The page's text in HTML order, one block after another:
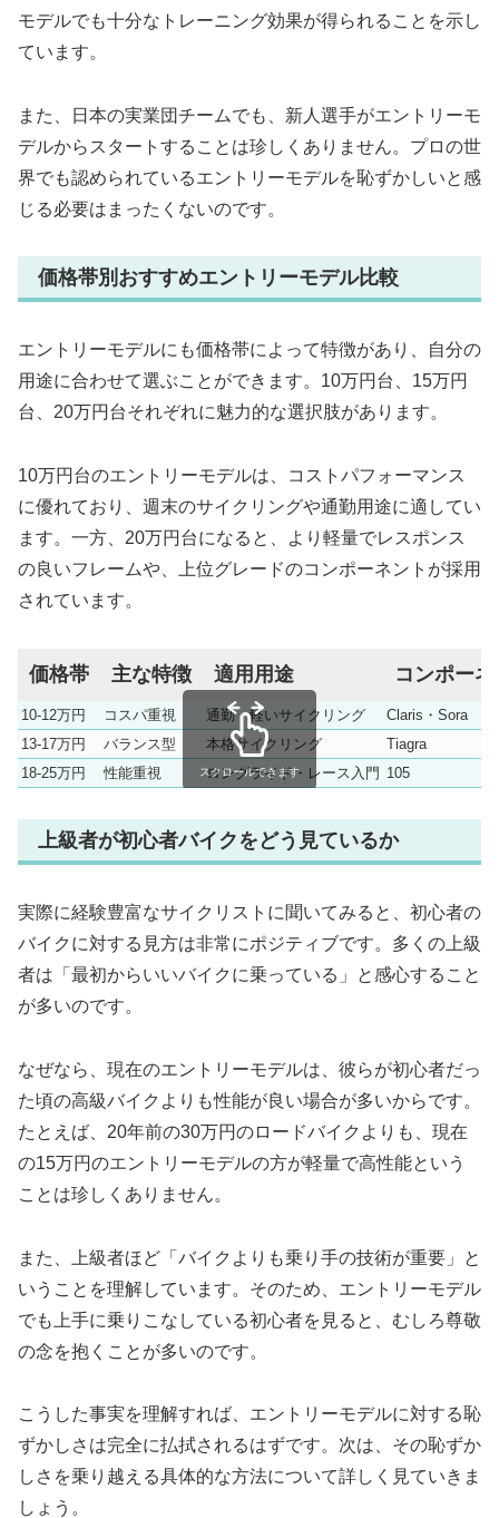
モデルでも十分なトレーニング効果が得られることを示し
ています。
また、日本の実業団チームでも、新人選手がエントリーモ
デルからスタートすることは珍しくありません。プロの世
界でも認められているエントリーモデルを恥ずかしいと感
じる必要はまったくないのです。
価格帯別おすすめエントリーモデル比較
エントリーモデルにも価格帯によって特徴があり、自分の
用途に合わせて選ぶことができます。10万円台、15万円
台、20万円台それぞれに魅力的な選択肢があります。
10万円台のエントリーモデルは、コストパフォーマンス
に優れており、週末のサイクリングや通勤用途に適してい
ます。一方、20万円台になると、より軽量でレスポンス
の良いフレームや、上位グレードのコンポーネントが採用
されています。
価格帯 主な特徴 適用用途 コンポー
10-12万円 コスパ重視 通勤・軽いサイクリング
Claris・Sora
13-17万円
バランス型 本格サイクリング
Tiagra
18-25万円
性能重視 ロングライド・レース入門 105
スクロールできます
上級者が初心者バイクをどう見ているか
実際に経験豊富なサイクリストに聞いてみると、初心者の
バイクに対する見方は非常にポジティブです。多くの上級
者は「最初からいいバイクに乗っている」と感心すること
が多いのです。
なぜなら、現在のエントリーモデルは、彼らが初心者だっ
た頃の高級バイクよりも性能が良い場合が多いからです。
たとえば、20年前の30万円のロードバイクよりも、現在
の15万円のエントリーモデルの方が軽量で高性能という
ことは珍しくありません。
また、上級者ほど「バイクよりも乗り手の技術が重要」と
いうことを理解しています。そのため、エントリーモデル
でも上手に乗りこなしている初心者を見ると、むしろ尊敬
の念を抱くことが多いのです。
こうした事実を理解すれば、エントリーモデルに対する恥
ずかしさは完全に払拭されるはずです。次は、その恥ずか
しさを乗り越える具体的な方法について詳しく見ていきま
しょう。